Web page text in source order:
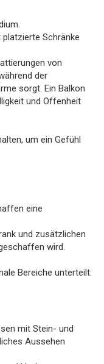
Schränke
von
der
sorgt. Ein Balkon
und Offenheit
um ein Gefühl
eine
und zusätzlichen
wird.
Bereiche unterteilt:
mit Stein- und
Aussehen